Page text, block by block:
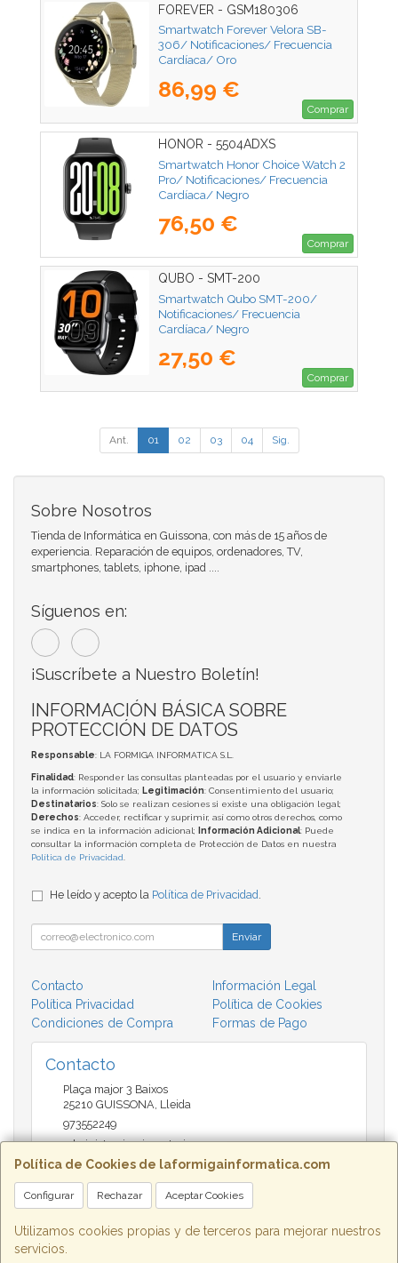
FOREVER - GSM180306
Smartwatch Forever Velora SB-
306/ Notificaciones/ Frecuencia
Cardíaca/ Oro
86,99 €
Comprar
HONOR - 5504ADXS
Smartwatch Honor Choice Watch 2
Pro/ Notificaciones/ Frecuencia
Cardíaca/ Negro
76,50 €
Comprar
QUBO - SMT-200
Smartwatch Qubo SMT-200/
Notificaciones/ Frecuencia
Cardíaca/ Negro
27,50 €
Comprar
Ant. 01 02 03 04 Sig.
Política de Cookies de laformigainformatica.com
Configurar Rechazar Aceptar Cookies
Utilizamos cookies propias y de terceros para mejorar nuestros
servicios.
Sobre Nosotros
Tienda de Informática en Guissona, con más de 15 años de
experiencia. Reparación de equipos, ordenadores, TV,
smartphones, tablets, iphone, ipad ....
Síguenos en:
¡Suscríbete a Nuestro Boletín!
INFORMACIÓN BÁSICA SOBRE
PROTECCIÓN DE DATOS
Responsable: LA FORMIGA INFORMATICA S.L.
Finalidad: Responder las consultas planteadas por el usuario y enviarle
la información solicitada; Legitimación: Consentimiento del usuario;
Destinatarios: Solo se realizan cesiones si existe una obligación legal;
Derechos: Acceder, rectificar y suprimir, así como otros derechos, como
se indica en la información adicional;
Información Adicional: Puede
consultar la información completa de Protección de Datos en nuestra
Política de Privacidad.
He leído y acepto la Política de Privacidad.
Enviar
Contacto
Información Legal
Política Privacidad
Política de Cookies
Condiciones de Compra
Formas de Pago
Contacto
Plaça major 3 Baixos
25210 GUISSONA, Lleida
973552249
administracio@insectari.com
Horario
Matí de 9 a 13:30 - Tarda 17 a 20:30